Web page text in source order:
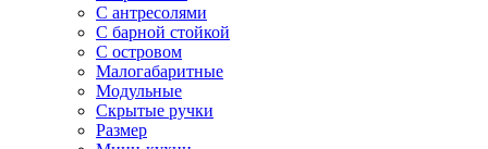
С антресолями
С барной стойкой
С островом
Малогабаритные
Модульные
Скрытые ручки
Размер